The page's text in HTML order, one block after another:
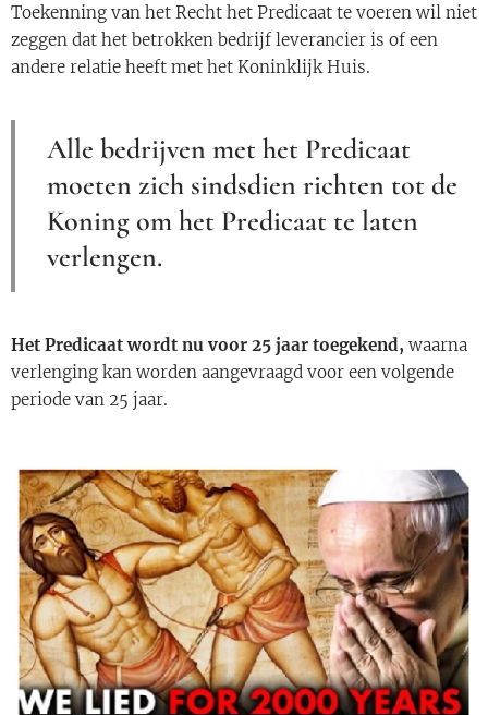
Toekenning van het Recht het Predicaat te voeren wil niet
zeggen dat het betrokken bedrijf leverancier is of een
andere relatie heeft met het Koninklijk Huis.
Alle bedrijven met het Predicaat
moeten zich sindsdien richten tot de
Koning om het Predicaat te laten
verlengen.
Het Predicaat wordt nu voor 25 jaar toegekend, waarna
verlenging kan worden aangevraagd voor een volgende
periode van 25 jaar.